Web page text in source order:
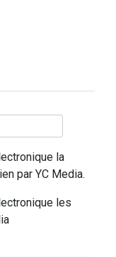
la
par YC Media.
les